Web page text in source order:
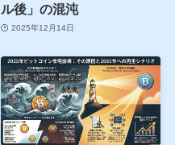
ル後」の混沌
2025年12月14日